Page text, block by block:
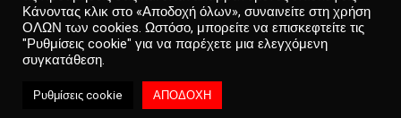
Copyright © 2022 CREATED BY
0
Κάνοντας κλικ στο «Αποδοχή όλων», συναινείτε στη χρήση
ΟΛΩΝ των cookies. Ωστόσο, μπορείτε να επισκεφτείτε τις
"Ρυθμίσεις cookie" για να παρέχετε μια ελεγχόμενη
συγκατάθεση.
Ρυθμίσεις cookie ΑΠΟΔΟΧΗ